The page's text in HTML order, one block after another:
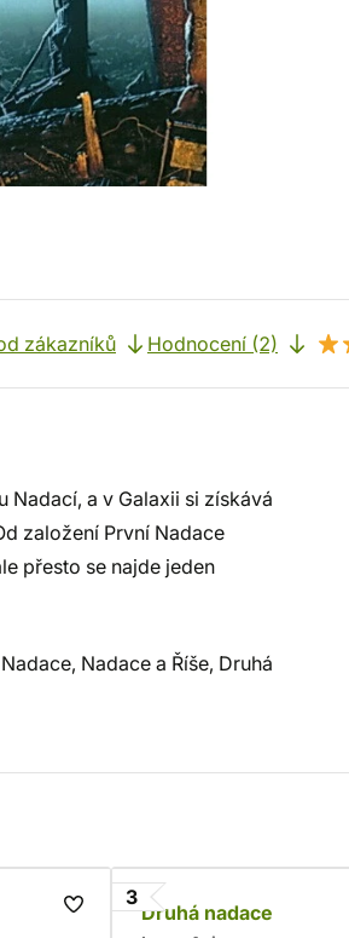
zákazníků Hodnocení (2)
Nadací, a v Galaxii si získává
založení První Nadace
přesto se najde jeden
Nadace a Říše, Druhá
3
Druhá nadace